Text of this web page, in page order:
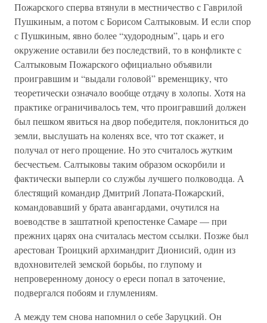
Пожарского сперва втянули в местничество с Гаврилой
Пушкиным, а потом с Борисом Салтыковым. И если спор
с Пушкиным, явно более “худородным”, царь и его
окружение оставили без последствий, то в конфликте с
Салтыковым Пожарского официально объявили
проигравшим и “выдали головой” временщику, что
теоретически означало вообще отдачу в холопы. Хотя на
практике ограничивалось тем, что проигравший должен
был пешком явиться на двор победителя, поклониться до
земли, выслушать на коленях все, что тот скажет, и
получал от него прощение. Но это считалось жутким
бесчестьем. Салтыковы таким образом оскорбили и
фактически выперли со службы лучшего полководца. А
блестящий командир Дмитрий Лопата-Пожарский,
командовавший у брата авангардами, очутился на
воеводстве в заштатной крепостенке Самаре — при
прежних царях она считалась местом ссылки. Позже был
арестован Троицкий архимандрит Дионисий, один из
вдохновителей земской борьбы, по глупому и
непроверенному доносу о ереси попал в заточение,
подвергался побоям и глумлениям.
А между тем снова напомнил о себе Заруцкий. Он